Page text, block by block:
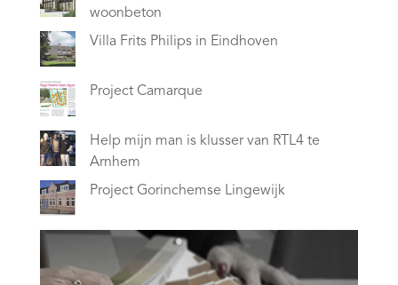
woonbeton
Villa Frits Philips in Eindhoven
Project Camarque
Help mijn man is klusser van RTL4 te
Arnhem
Project Gorinchemse Lingewijk